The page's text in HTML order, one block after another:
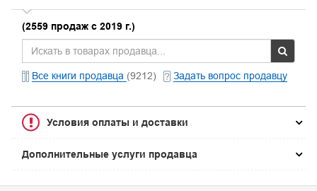
(2559 продаж с 2019 г.)
Все книги продавца (9212) Задать вопрос продавцу
Условия оплаты и доставки
Дополнительные услуги продавца